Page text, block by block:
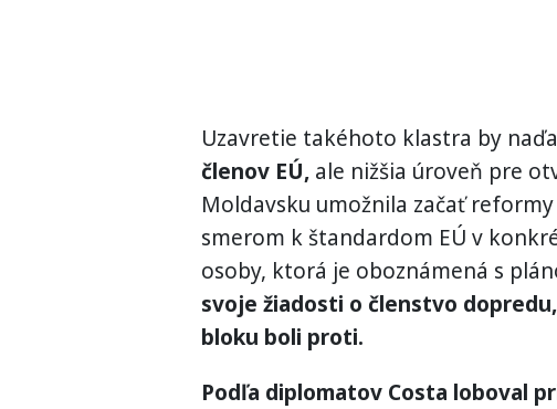
Uzavretie takéhoto klastra by
členov EÚ, ale nižšia úroveň pre
Moldavsku umožnila začať
smerom k štandardom EÚ v
osoby, ktorá je oboznámená s
svoje žiadosti o členstvo
bloku boli proti.
Podľa diplomatov Costa loboval